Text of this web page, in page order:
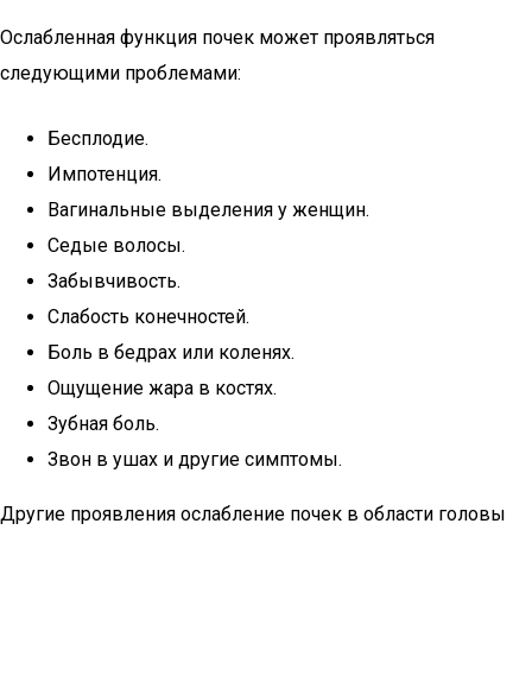
Ослабленная функция почек может проявляться
следующими проблемами:
Бесплодие.
Импотенция.
Вагинальные выделения у женщин.
Седые волосы.
Забывчивость.
Слабость конечностей.
Боль в бедрах или коленях.
Ощущение жара в костях.
Зубная боль.
Звон в ушах и другие симптомы.
Другие проявления ослабление почек в области головы